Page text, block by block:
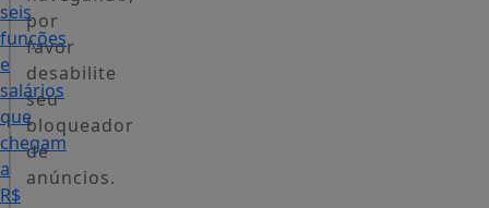
seis
funções
e
salários
que
chegam
a
R$
por
favor
desabilite
seu
bloqueador
de
anúncios.